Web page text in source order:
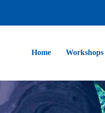
Home Workshops